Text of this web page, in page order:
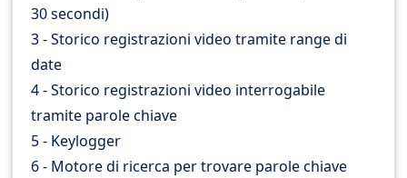
30 secondi)
3 - Storico registrazioni video tramite range di
date
4 - Storico registrazioni video interrogabile
tramite parole chiave
5 - Keylogger
6 - Motore di ricerca per trovare parole chiave